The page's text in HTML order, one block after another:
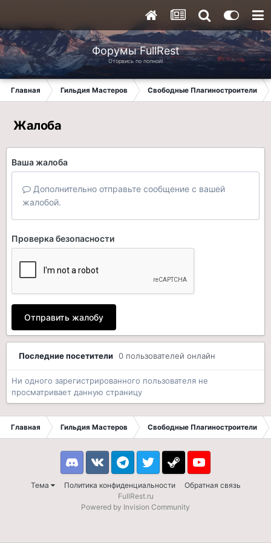
Форумы FullRest
Оторвись по полной!
Главная Гильдия Мастеров Свободные Плагиностроители
Жалоба
Ваша жалоба
Дополнительно отправьте сообщение с вашей
жалобой.
Проверка безопасности
Отправить жалобу
Последние посетители 0 пользователей онлайн
Ни одного зарегистрированного пользователя не
просматривает данную страницу
Главная Гильдия Мастеров Свободные Плагиностроители
Тема Политика конфиденциальности Обратная связь
DiscordVK TelegramTwitter Steam Youtube
FullRest.ru
Powered by Invision Community